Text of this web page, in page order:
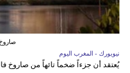
نيويورك - المغرب اليوم